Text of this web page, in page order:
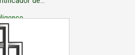
de Empresas